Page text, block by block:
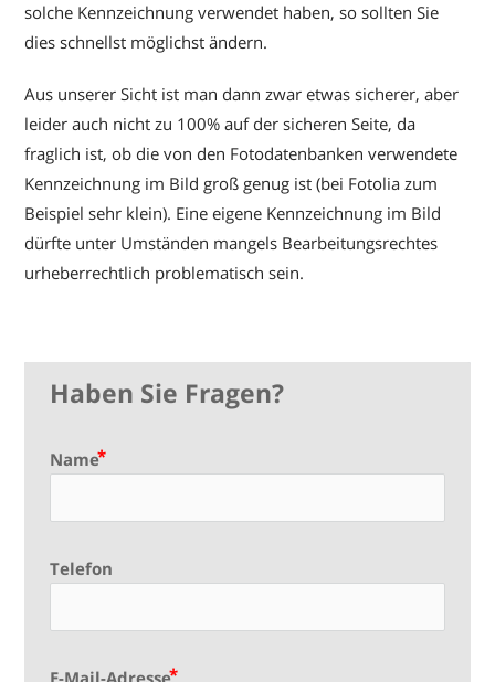
solche Kennzeichnung verwendet haben, so sollten Sie
dies schnellst möglichst ändern.
Aus unserer Sicht ist man dann zwar etwas sicherer, aber
leider auch nicht zu 100% auf der sicheren Seite, da
fraglich ist, ob die von den Fotodatenbanken verwendete
Kennzeichnung im Bild groß genug ist (bei Fotolia zum
Beispiel sehr klein). Eine eigene Kennzeichnung im Bild
dürfte unter Umständen mangels Bearbeitungsrechtes
urheberrechtlich problematisch sein.
Haben Sie Fragen?
Name
Telefon